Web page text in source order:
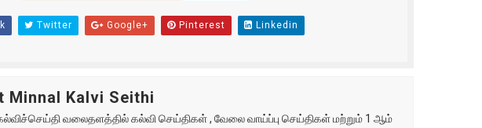
Twitter Google+ Pinterest Linkedin
Minnal Kalvi Seithi
வலைதளத்தில் கல்வி செய்திகள் , வேலை வாய்ப்பு செய்திகள் மற்றும் 1 ஆம்